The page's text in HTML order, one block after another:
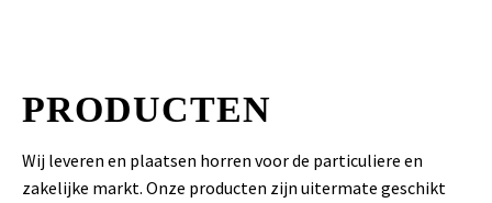
PRODUCTEN
Wij leveren en plaatsen horren voor de particuliere en
zakelijke markt. Onze producten zijn uitermate geschikt